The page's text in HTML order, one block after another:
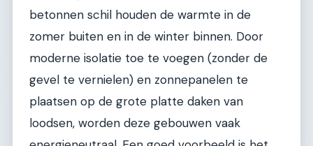
betonnen schil houden de warmte in de
zomer buiten en in de winter binnen. Door
moderne isolatie toe te voegen (zonder de
gevel te vernielen) en zonnepanelen te
plaatsen op de grote platte daken van
loodsen, worden deze gebouwen vaak